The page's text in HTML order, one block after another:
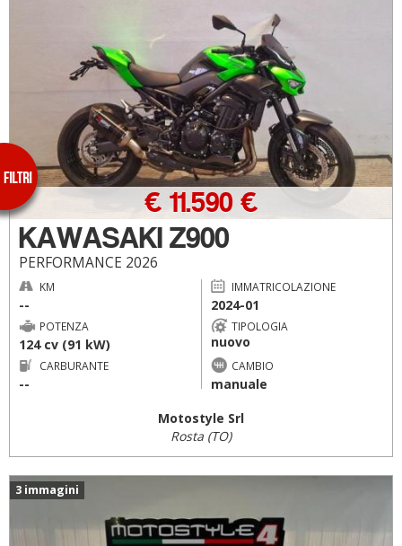
KAWASAKI Z900
PERFORMANCE 2026
€ 11.590 €
KM
--
IMMATRICOLAZIONE
2024-01
POTENZA
124 cv (91 kW)
TIPOLOGIA
nuovo
CARBURANTE
--
CAMBIO
manuale
Motostyle Srl
Rosta (TO)
3 immagini